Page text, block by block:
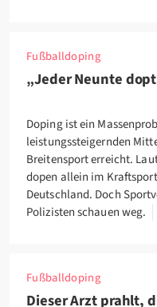
Fußballdoping
„Jeder Neunte
Doping ist ein
leistungssteigernden
Breitensport erreicht.
dopen allein im
Deutschland. Doch
Polizisten schauen weg.
Fußballdoping
Dieser Arzt prahlt,